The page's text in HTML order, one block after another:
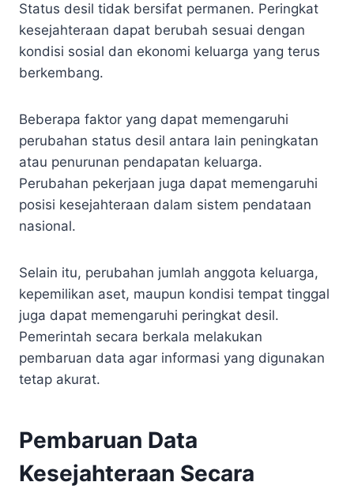
Status desil tidak bersifat permanen. Peringkat
kesejahteraan dapat berubah sesuai dengan
kondisi sosial dan ekonomi keluarga yang terus
berkembang.
Beberapa faktor yang dapat memengaruhi
perubahan status desil antara lain peningkatan
atau penurunan pendapatan keluarga.
Perubahan pekerjaan juga dapat memengaruhi
posisi kesejahteraan dalam sistem pendataan
nasional.
Selain itu, perubahan jumlah anggota keluarga,
kepemilikan aset, maupun kondisi tempat tinggal
juga dapat memengaruhi peringkat desil.
Pemerintah secara berkala melakukan
pembaruan data agar informasi yang digunakan
tetap akurat.
Pembaruan Data
Kesejahteraan Secara